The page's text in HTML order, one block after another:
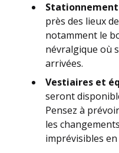
près des lieux
notamment le
névralgique où
arrivées.
Vestiaires et
seront
Pensez à
les
imprévisibles